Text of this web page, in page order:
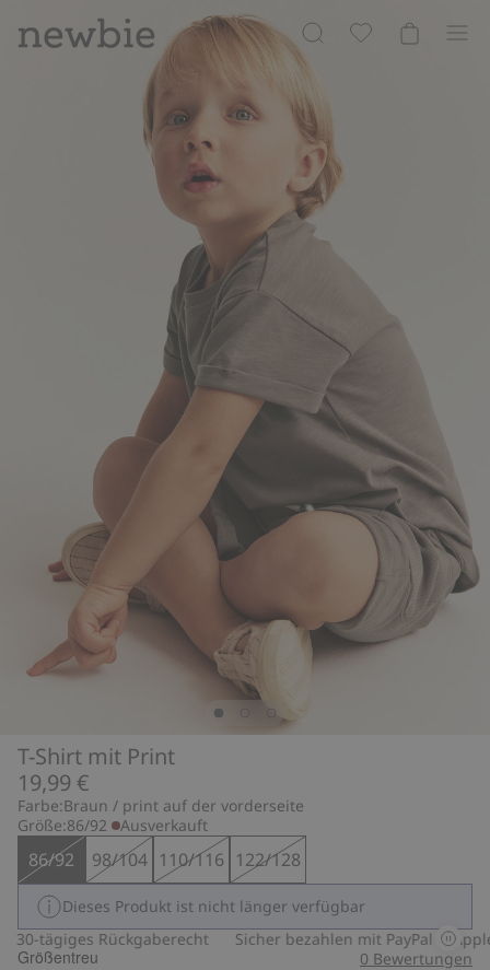
T-Shirt mit Print
19,99 €
Farbe:Braun / print auf der vorderseite
Größe:86/92 Ausverkauft
86/92 98/104 110/116 122/128
Dieses Produkt ist nicht länger verfügbar
30-tägiges Rückgaberecht
Sicher bezahlen mit PayPal & Apple
Größentreu 0 Bewertungen